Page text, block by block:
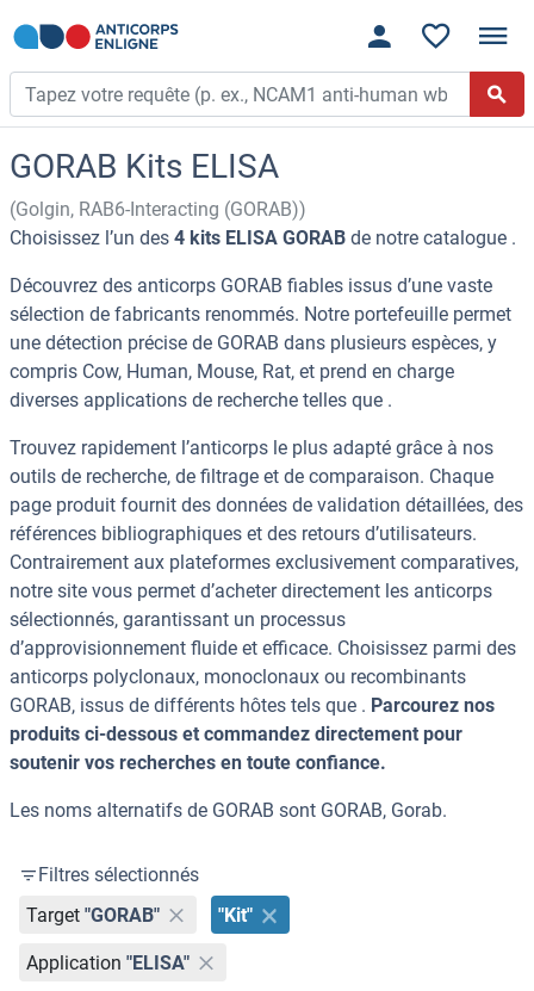
GORAB Kits ELISA
(Golgin, RAB6-Interacting (GORAB))
Choisissez l’un des 4 kits ELISA GORAB de notre catalogue .
Découvrez des anticorps GORAB fiables issus d’une vaste
sélection de fabricants renommés. Notre portefeuille permet
une détection précise de GORAB dans plusieurs espèces, y
compris Cow, Human, Mouse, Rat, et prend en charge
diverses applications de recherche telles que .
Trouvez rapidement l’anticorps le plus adapté grâce à nos
outils de recherche, de filtrage et de comparaison. Chaque
page produit fournit des données de validation détaillées, des
références bibliographiques et des retours d’utilisateurs.
Contrairement aux plateformes exclusivement comparatives,
notre site vous permet d’acheter directement les anticorps
sélectionnés, garantissant un processus
d’approvisionnement fluide et efficace. Choisissez parmi des
anticorps polyclonaux, monoclonaux ou recombinants
GORAB, issus de différents hôtes tels que . Parcourez nos
produits ci-dessous et commandez directement pour
soutenir vos recherches en toute confiance.
Les noms alternatifs de GORAB sont GORAB, Gorab.
Filtres sélectionnés
Target "GORAB" "Kit"
Application "ELISA"